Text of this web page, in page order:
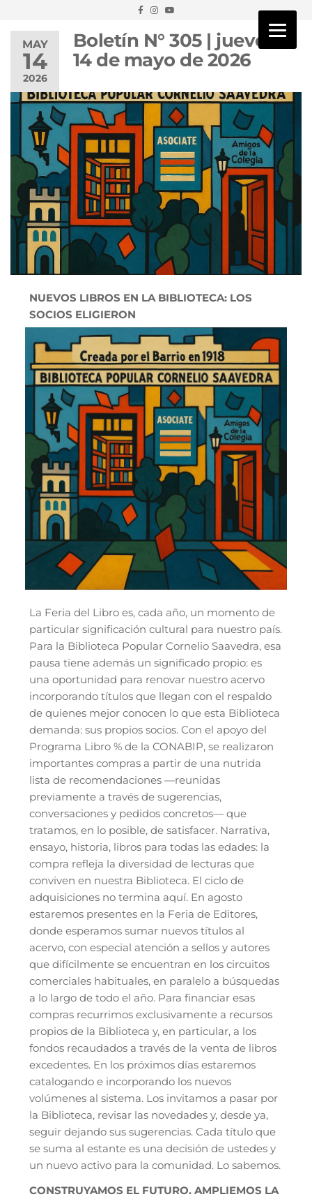
MAY
14
2026
Boletín N° 305 | jueves
14 de mayo de 2026
NUEVOS LIBROS EN LA BIBLIOTECA: LOS
SOCIOS ELIGIERON
La Feria del Libro es, cada año, un momento de
particular significación cultural para nuestro país.
Para la Biblioteca Popular Cornelio Saavedra, esa
pausa tiene además un significado propio: es
una oportunidad para renovar nuestro acervo
incorporando títulos que llegan con el respaldo
de quienes mejor conocen lo que esta Biblioteca
demanda: sus propios socios. Con el apoyo del
Programa Libro % de la CONABIP, se realizaron
importantes compras a partir de una nutrida
lista de recomendaciones —reunidas
previamente a través de sugerencias,
conversaciones y pedidos concretos— que
tratamos, en lo posible, de satisfacer. Narrativa,
ensayo, historia, libros para todas las edades: la
compra refleja la diversidad de lecturas que
conviven en nuestra Biblioteca. El ciclo de
adquisiciones no termina aquí. En agosto
estaremos presentes en la Feria de Editores,
donde esperamos sumar nuevos títulos al
acervo, con especial atención a sellos y autores
que difícilmente se encuentran en los circuitos
comerciales habituales, en paralelo a búsquedas
a lo largo de todo el año. Para financiar esas
compras recurrimos exclusivamente a recursos
propios de la Biblioteca y, en particular, a los
fondos recaudados a través de la venta de libros
excedentes. En los próximos días estaremos
catalogando e incorporando los nuevos
volúmenes al sistema. Los invitamos a pasar por
la Biblioteca, revisar las novedades y, desde ya,
seguir dejando sus sugerencias. Cada título que
se suma al estante es una decisión de ustedes y
un nuevo activo para la comunidad. Lo sabemos.
CONSTRUYAMOS EL FUTURO. AMPLIEMOS LA